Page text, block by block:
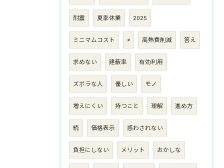
耐震 夏季休業 2025
ミニマムコスト ≠ 高熱費削減 答え
求めない 建蔽率 有効利用
ズボラな人 優しい モノ
増えにくい 持つこと 理解 進め方
続 価格表示 惑わされない
負担にしない メリット おかしな